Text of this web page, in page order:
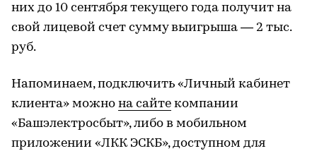
них до 10 сентября текущего года получит на
свой лицевой счет сумму выигрыша — 2 тыс.
руб.
Напоминаем, подключить «Личный кабинет
клиента» можно на сайте компании
«Башэлектросбыт», либо в мобильном
приложении «ЛКК ЭСКБ», доступном для